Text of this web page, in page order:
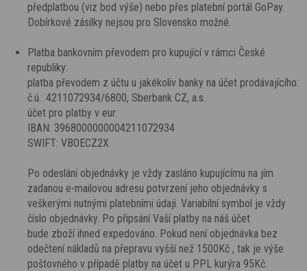
předplatbou (viz bod výše) nebo přes platební portál GoPay.
Dobírkové zásilky nejsou pro Slovensko možné.
Platba bankovním převodem pro kupující v rámci České
republiky:
platba převodem z účtu u jakékoliv banky na účet prodávajícího:
č.ú.: 4211072934/6800, Sberbank CZ, a.s.
účet pro platby v eur:
IBAN: 3968000000004211072934
SWIFT: VBOECZ2X
Po odeslání objednávky je vždy zasláno kupujícímu na jím
zadanou e-mailovou adresu potvrzení jeho objednávky s
veškerými nutnými platebními údaji. Variabilní symbol je vždy
číslo objednávky. Po připsání Vaší platby na náš účet
bude zboží ihned expedováno. Pokud není objednávka bez
odečtení nákladů na přepravu vyšší než 1500Kč , tak je výše
poštovného v případě platby na účet u PPL kurýra 95Kč.